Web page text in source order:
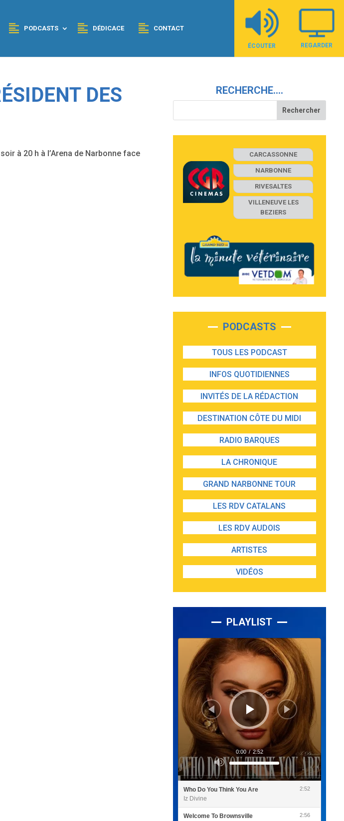
PODCASTS DÉDICACE CONTACT
ÉCOUTER REGARDER
DES
à 20 h à l’Arena de Narbonne face
RECHERCHE….
CARCASSONNE
NARBONNE
RIVESALTES
VILLENEUVE LES
BEZIERS
PODCASTS
TOUS LES PODCAST
INFOS QUOTIDIENNES
INVITÉS DE LA RÉDACTION
DESTINATION CÔTE DU MIDI
RADIO BARQUES
LA CHRONIQUE
GRAND NARBONNE TOUR
LES RDV CATALANS
LES RDV AUDOIS
ARTISTES
VIDÉOS
PLAYLIST
Lecteur
Utilisez
les
flèches
haut/bas
augmenter
le
volume.
0:00 / 2:52
Who Do You Think You Are
Iz Divine
2:52
Welcome To Brownsville
2:56